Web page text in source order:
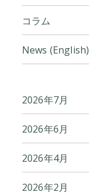
コラム
News (English)
2026年7月
2026年6月
2026年4月
2026年2月